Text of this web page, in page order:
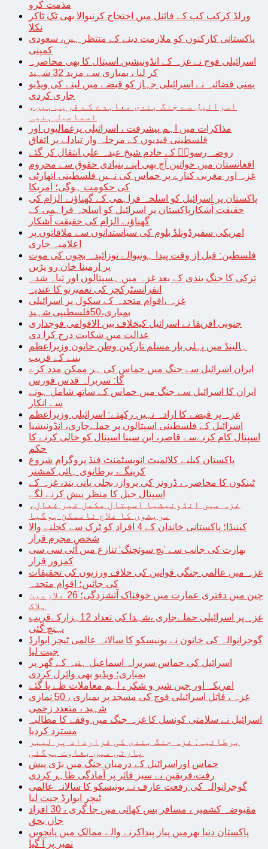
مذمت کرو
ورلڈ کرکپ کپ کے فائنل میں احتجاج کرنیوالا بھی ٹک ٹاکر
نکلا
پاکستانی کارکنوں کو ملازمت دینے کے منتظر ہیں، سعودی
کمپنی
اسرائیلی فوج نے غزہ کے انڈونیشین اسپتال کا بھی محاصرہ
کر لیا ، بمباری سے مزید 32 شہید
یمنی فضائیہ نے اسرائیلی جہاز کو قبضے میں لینے کی ویڈیو
جاری کردی
اسرائیل سے جنگ بندی معاہدے کے قریب ہیں،
اسماعیل ہنیہ
مذاکرات میں اہم پیشرفت ، اسرائیلی یرغمالیوں اور
فلسطینی قیدیوں کے مرحلہ وار تبادلے پر اتفاق
روضہ رسولؐ کے خادم شیخ عبدہ علی انتقال کر گئے
افغانستان میں خواتین آج بھی اپنے بنیادی حقوق سے محروم
غزہ اور مغربی کنارے پر حماس کی نہیں فلسطینی اتھارٹی
کی حکومت ہوگی؛ امریکا
پاکستان پر اسرائیل کو اسلحہ فراہمی کے گھناؤنے الزام کی
حقیقت آشکارپاکستان پر اسرائیل کو اسلحہ فراہمی کے
گھناؤنے الزام کی حقیقت آشکار
امریکی سفیرڈونلڈ بلوم کی سیاستدانوں سے ملاقاتوں پر
اعلامیہ جاری
فلسطین: قبل از وقت پیدا ہونیوالے نوزائیدہ بچوں کی موت
پر ارمینا خان رو پڑیں
ترکی کا جنگ بندی کے بعد غزہ میں ہسپتالوں اور تباہ شدہ
انفرانسٹرکچر کی تعمیرنو کا عندیہ
غزہ ،اقوام متحدہ کے سکول پر اسرائیلی
بمباری،50فلسطینی شہید
جنوبی افریقا نے اسرائیل کیخلاف بین الاقوامی فوجداری
عدالت میں شکایت درج کرا دی
ہالینڈ میں پہلی بار مسلم تارکین وطن خاتون وزیراعظم
بننے کے قریب
ایران اسرائیل سے جنگ میں حماس کی ہر ممکن مدد کرے
گا: سربراہ قدس فورس
ایران کا اسرائیل سے جنگ میں حماس کے ساتھ شامل ہونے
سے انکار
غزہ پر قبضے کا ارادہ نہیں رکھتے: اسرائیلی وزیراعظم
اسرائیل کے فلسطینی اسپتالوں پر حملےجاری، انڈونیشیا
اسپتال کام کرنےسے قاصر، ابن سینا اسپتال کو خالی کرنے کا
حکم
پاکستان کیلیے کلائمیٹ انویسٹمنٹ فنڈ پروگرام شروع
کرینگے، برطانوی ہائی کمشنر
ٹینکوں کا محاصرہ، ڈرونز کی پرواز، بجلی پانی بند، غزہ کے
اسپتال جیل کا منظر پیش کرنے لگے
غزہ میں انڈونیشیا اسپتال مکمل غیر فعال،
مریضوں کا علاج ناممکن ہوگیا
کینیڈا؛ پاکستانی خاندان کے 4 افراد کو ٹرک سے کچلنے والا
شخص مجرم قرار
بھارت کی جانب سے ’پچ سوئچنگ‘ تنازع میں آئی سی سی
کمزور قرار
غزہ میں عالمی جنگی قوانین کی خلاف ورزیوں کی تحقیقات
کی جائیں؛ اقوام متحدہ
چین میں دفتری عمارت میں خوفناک آتشزدگی؛ 26 ملازمین
ہلاک
غزہ پر اسرائیلی حملےجاری ،شہدا کی تعداد 12ہزارکےقریب
پہنچ گئی
گوجرانوالہ کی خاتون نے یونیسکو کا سالانہ عالمی ٹیچر ایوارڈ
جیت لیا
اسرائیل کی حماس سربراہ اسماعیل ہنیہ کے گھر پر
بمباری؛ ویڈیو بھی وائرل کردی
امریکہ اور چین شیر و شکر ، اہم معاملات طے پا گئے
غزہ ، قاتل اسرائیلی فوج کی مسجد پر بمباری ، 50 نمازی
شہید ، متعدد زخمی
اسرائیل نے سلامتی کونسل کا غزہ جنگ میں وقفے کا مطالبہ
مسترد کردیا
برطانیہ: غزہ جنگ بندی کی قرارداد پر لیبر
پارٹی میں بغاوت ہوگئی
حماس اوراسرائیل کے درمیان جنگ میں بڑی پیش
رفت،فریقین نے سیز فائر پر آمادگی ظاہر کردی
گوجرانوالہ کی رفعت عارف نے یونیسکو کا سالانہ عالمی
ٹیچر ایوارڈ جیت لیا
مقبوضہ کشمیر ، مسافر بس کھائی میں جا گری ، 30 افراد
جاں بحق
پاکستان دنیا بھرمیں پیاز پیداکرنے والے ممالک میں پانچویں
نمبر پر آ گیا